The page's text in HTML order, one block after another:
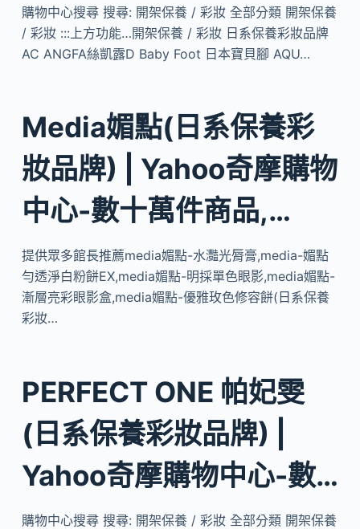
購物中心搜尋 搜尋: 開架保養 / 彩妝 全部分類 開架保養
/ 彩妝 :::上方功能…開架保養 / 彩妝 日系保養彩妝品牌
AC ANGFA絲凱露D Baby Foot 日本寶貝腳 AQU…
Media媚點(日系保養彩
妝品牌) | Yahoo奇摩購物
中心-數十萬件商品,…
提供眾多館長推薦media媚點-水灩光脣膏,media-媚點
勻透淨白粉餅EX,media媚點-明採單色眼影,media媚點-
漸層亮彩眼影盒,media媚點-優雅玫色修容餅(日系保養
彩妝…
PERFECT ONE 帕妃雯
(日系保養彩妝品牌) |
Yahoo奇摩購物中心-數…
購物中心搜尋 搜尋: 開架保養 / 彩妝 全部分類 開架保養